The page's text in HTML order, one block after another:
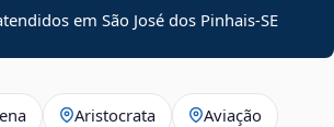
emSão José dos Pinhais-SE
Aristocrata Aviação